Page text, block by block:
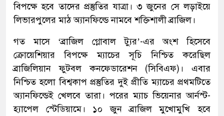
বিপক্ষে হবে তাদের প্রস্তুতির যাত্রা। ৩ জুনের সে লড়াইয়ে
লিভারপুলের মাঠ অ্যানফিল্ডে নামবে শক্তিশালী ব্রাজিল।
গত মাসে ‘ব্রাজিল গ্লোবাল ট্যুর’-এর অংশ হিসেবে
ক্রোয়েশিয়ার বিপক্ষে ম্যাচের সূচি নিশ্চিত করেছিল
ব্রাজিলিয়ান ফুটবল কনফেডারেশন (সিবিএফ)। এবার
নিশ্চিত হলো বিশ্বকাপ প্রস্তুতির দুই প্রীতি ম্যাচের প্রথমটিতে
অ্যানফিল্ডেই খেলবে তারা। পরের ম্যাচ ভিয়েনার আর্নস্ট-
হ্যাপেল স্টেডিয়ামে। ১০ জুন ব্রাজিল মুখোমুখি হবে